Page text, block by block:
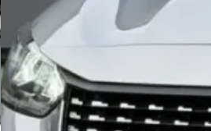
v.a. € 273/mnd
Scherp geprijsd
2021 · 82.117 km · Benzine ·
Handgeschakeld